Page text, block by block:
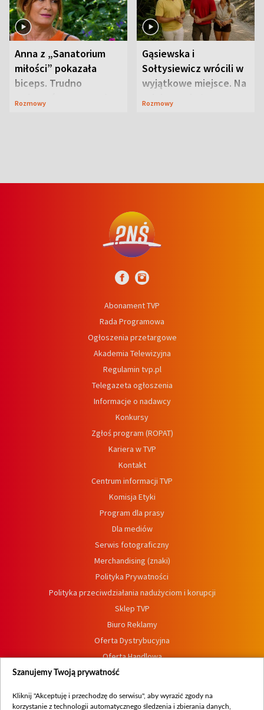
Anna z „Sanatorium
miłości” pokazała
biceps. Trudno
uwierzyć, co przeszła
Rozmowy
Gąsiewska i
Sołtysiewicz wrócili w
wyjątkowe miejsce. Na
szlaku czekał
Rozmowy
Abonament TVP
Rada Programowa
Ogłoszenia przetargowe
Akademia Telewizyjna
Regulamin tvp.pl
Telegazeta ogłoszenia
Informacje o nadawcy
Konkursy
Zgłoś program (ROPAT)
Kariera w TVP
Kontakt
Centrum informacji TVP
Komisja Etyki
Program dla prasy
Dla mediów
Serwis fotograficzny
Merchandising (znaki)
Polityka Prywatności
Polityka przeciwdziałania nadużyciom i korupcji
Sklep TVP
Biuro Reklamy
Oferta Dystrybucyjna
Oferta Handlowa
Dostępność
Procedura zgłoszeń wewnętrznych
Szanujemy Twoją prywatność
Kliknij "Akceptuję i przechodzę do serwisu", aby wyrazić zgody na
korzystanie z technologii automatycznego śledzenia i zbierania danych,